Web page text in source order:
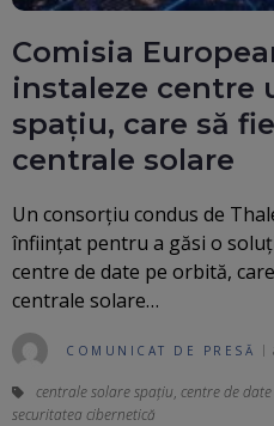
Comisia
instaleze centre
spațiu, care să
centrale solare
Un consorțiu condus de
înființat pentru a găsi o
centre de date pe orbită,
centrale solare…
COMUNICAT DE PRESĂ
centrale solare spaţiu, centre de
securitatea cibernetică